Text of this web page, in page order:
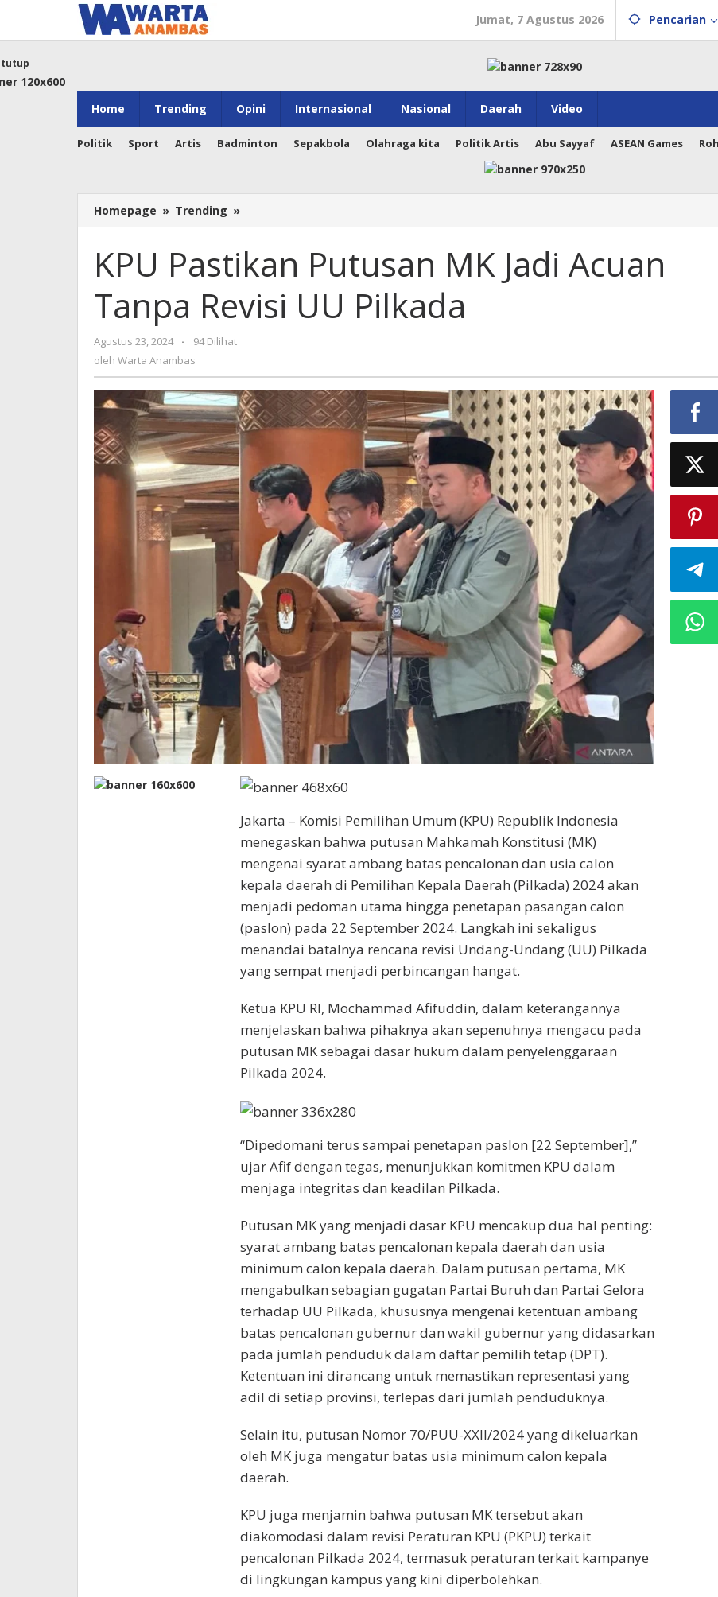
konten
Jumat, 7 Agustus 2026 Pencarian
Home Trending Opini Internasional Nasional Daerah Video
Politik Sport Artis Badminton Sepakbola Olahraga kita Politik Artis Abu Sayyaf ASEAN Games
tutup
Homepage » Trending »
Pastikan
MK
Jadi
Acuan
Tanpa
KPU Pastikan Putusan MK Jadi Acuan
Tanpa Revisi UU Pilkada
Agustus 23, 2024
oleh
-
94 Dilihat
oleh Warta Anambas
Jakarta – Komisi Pemilihan Umum (KPU) Republik Indonesia
menegaskan bahwa putusan Mahkamah Konstitusi (MK)
mengenai syarat ambang batas pencalonan dan usia calon
kepala daerah di Pemilihan Kepala Daerah (Pilkada) 2024 akan
menjadi pedoman utama hingga penetapan pasangan calon
(paslon) pada 22 September 2024. Langkah ini sekaligus
menandai batalnya rencana revisi Undang-Undang (UU) Pilkada
yang sempat menjadi perbincangan hangat.
Ketua KPU RI, Mochammad Afifuddin, dalam keterangannya
menjelaskan bahwa pihaknya akan sepenuhnya mengacu pada
putusan MK sebagai dasar hukum dalam penyelenggaraan
Pilkada 2024.
“Dipedomani terus sampai penetapan paslon [22 September],”
ujar Afif dengan tegas, menunjukkan komitmen KPU dalam
menjaga integritas dan keadilan Pilkada.
Putusan MK yang menjadi dasar KPU mencakup dua hal penting:
syarat ambang batas pencalonan kepala daerah dan usia
minimum calon kepala daerah. Dalam putusan pertama, MK
mengabulkan sebagian gugatan Partai Buruh dan Partai Gelora
terhadap UU Pilkada, khususnya mengenai ketentuan ambang
batas pencalonan gubernur dan wakil gubernur yang didasarkan
pada jumlah penduduk dalam daftar pemilih tetap (DPT).
Ketentuan ini dirancang untuk memastikan representasi yang
adil di setiap provinsi, terlepas dari jumlah penduduknya.
Selain itu, putusan Nomor 70/PUU-XXII/2024 yang dikeluarkan
oleh MK juga mengatur batas usia minimum calon kepala
daerah.
KPU juga menjamin bahwa putusan MK tersebut akan
diakomodasi dalam revisi Peraturan KPU (PKPU) terkait
pencalonan Pilkada 2024, termasuk peraturan terkait kampanye
di lingkungan kampus yang kini diperbolehkan.